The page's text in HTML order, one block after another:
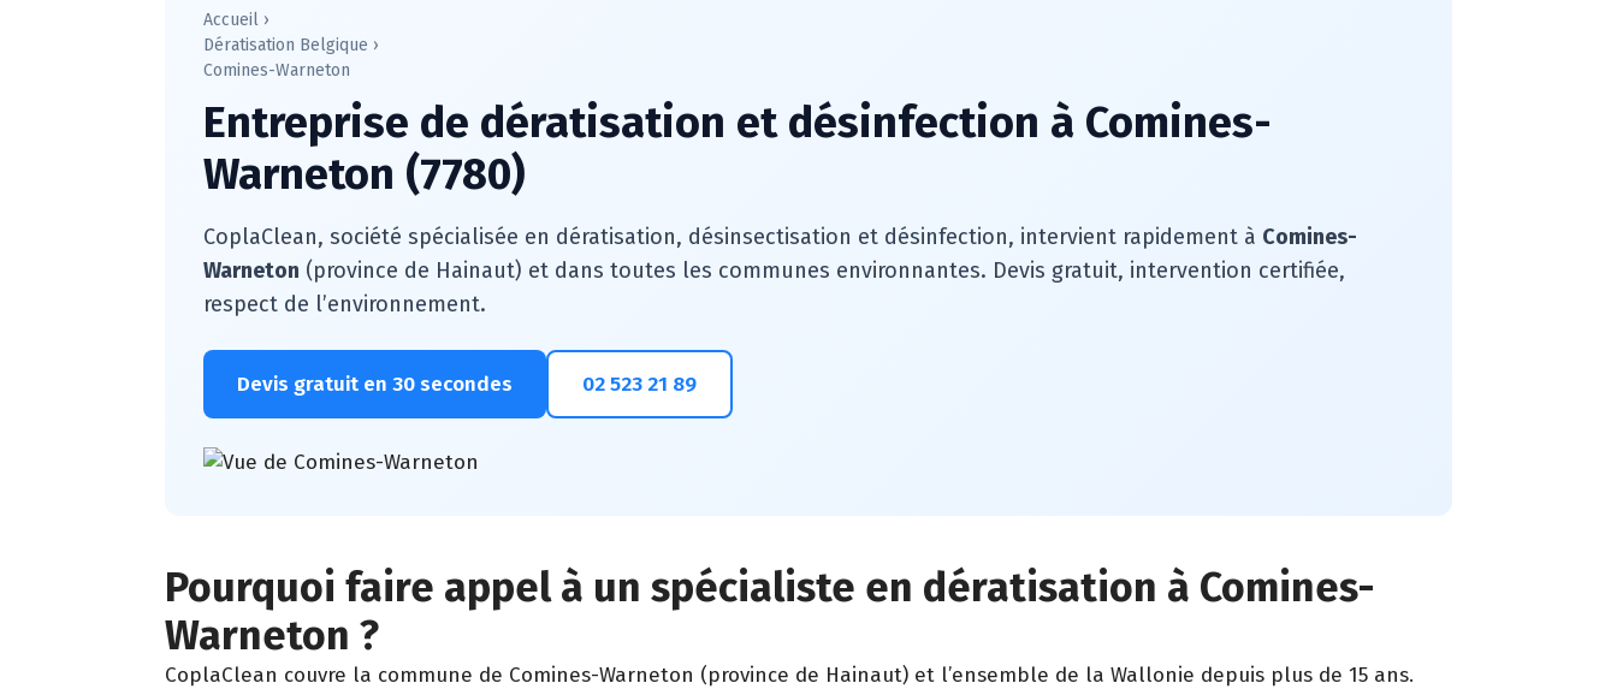
Accueil ›
Dératisation Belgique ›
Comines-Warneton
Entreprise de dératisation et désinfection à Comines-
Warneton (7780)
CoplaClean, société spécialisée en dératisation, désinsectisation et désinfection, intervient rapidement à Comines-
Warneton (province de Hainaut) et dans toutes les communes environnantes. Devis gratuit, intervention certifiée,
respect de l’environnement.
Devis gratuit en 30 secondes 02 523 21 89
Pourquoi faire appel à un spécialiste en dératisation à Comines-
Warneton ?
CoplaClean couvre la commune de Comines-Warneton (province de Hainaut) et l’ensemble de la Wallonie depuis plus de 15 ans.